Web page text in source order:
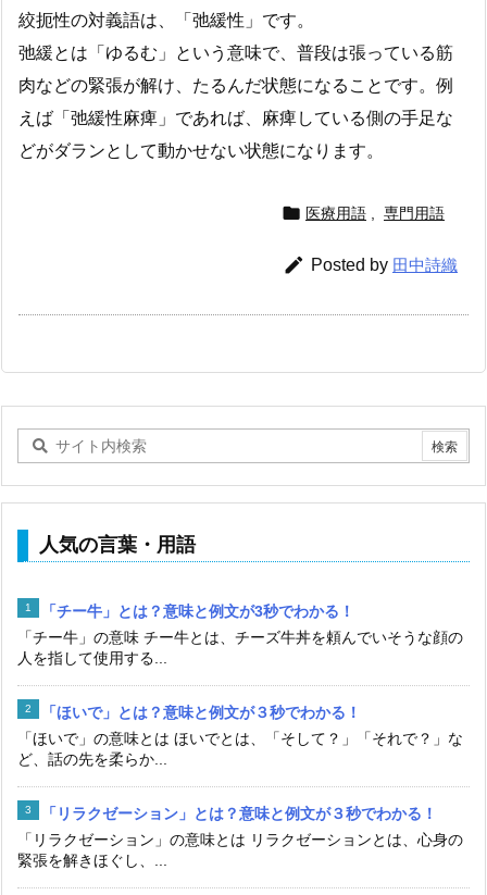
絞扼性の対義語は、「弛緩性」です。
弛緩とは「ゆるむ」という意味で、普段は張っている筋
肉などの緊張が解け、たるんだ状態になることです。例
えば「弛緩性麻痺」であれば、麻痺している側の手足な
どがダランとして動かせない状態になります。
 医療用語 専門用語
 Posted by 田中詩織
人気の言葉・用語
「チー牛」とは？意味と例文が3秒でわかる！
「チー牛」の意味 チー牛とは、チーズ牛丼を頼んでいそうな顔の
人を指して使用する...
「ほいで」とは？意味と例文が３秒でわかる！
「ほいで」の意味とは ほいでとは、「そして？」「それで？」な
ど、話の先を柔らか...
「リラクゼーション」とは？意味と例文が３秒でわかる！
「リラクゼーション」の意味とは リラクゼーションとは、心身の
緊張を解きほぐし、...